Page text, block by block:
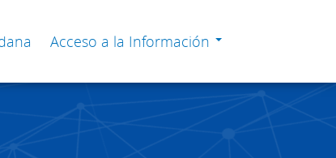
Acceso a la Información